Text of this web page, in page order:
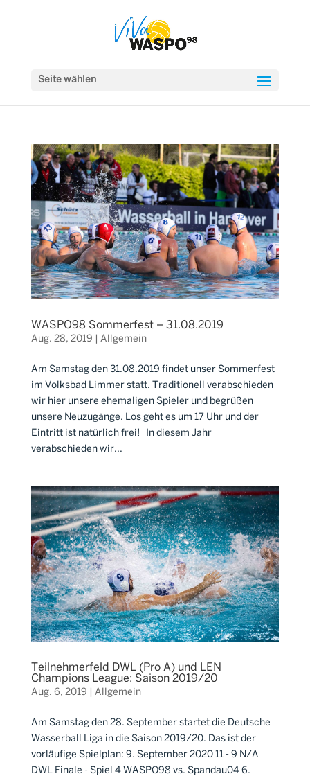
Seite wählen
WASPO98 Sommerfest – 31.08.2019
Aug. 28, 2019 Allgemein
Am Samstag den 31.08.2019 findet unser Sommerfest
im Volksbad Limmer statt. Traditionell verabschieden
wir hier unsere ehemaligen Spieler und begrüßen
unsere Neuzugänge. Los geht es um 17 Uhr und der
Eintritt ist natürlich frei! In diesem Jahr
verabschieden wir...
Teilnehmerfeld DWL (Pro A) und LEN
Champions League: Saison 2019/20
Aug. 6, 2019 Allgemein
Am Samstag den 28. September startet die Deutsche
Wasserball Liga in die Saison 2019/20. Das ist der
vorläufige Spielplan: 9. September 2020 11 - 9 N/A
DWL Finale - Spiel 4 WASPO98 vs. Spandau04 6.